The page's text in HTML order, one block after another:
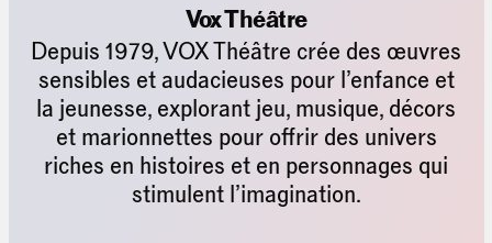
Vox Théâtre
Depuis 1979, VOX Théâtre crée des œuvres
sensibles et audacieuses pour l’enfance et
la jeunesse, explorant jeu, musique, décors
et marionnettes pour offrir des univers
riches en histoires et en personnages qui
stimulent l’imagination.